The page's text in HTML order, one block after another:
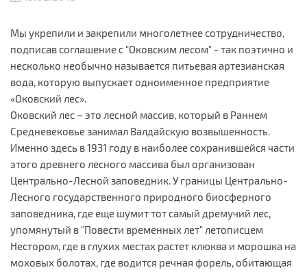
Мы укрепили и закрепили многолетнее сотрудничество,
подписав соглашение с "Оковским лесом" - так поэтично и
несколько необычно называется питьевая артезианская
вода, которую выпускает одноименное предприятие
«Оковский лес».
Оковский лес – это лесной массив, который в Раннем
Средневековье занимал Валдайскую возвышенность.
Именно здесь в 1931 году в наиболее сохранившейся части
этого древнего лесного массива был организован
Центрально-Лесной заповедник. У границы Центрально-
Лесного государственного природного биосферного
заповедника, где еще шумит тот самый дремучий лес,
упомянутый в "Повести временных лет" летописцем
Нестором, где в глухих местах растет клюква и морошка на
моховых болотах, где водится речная форель, обитающая